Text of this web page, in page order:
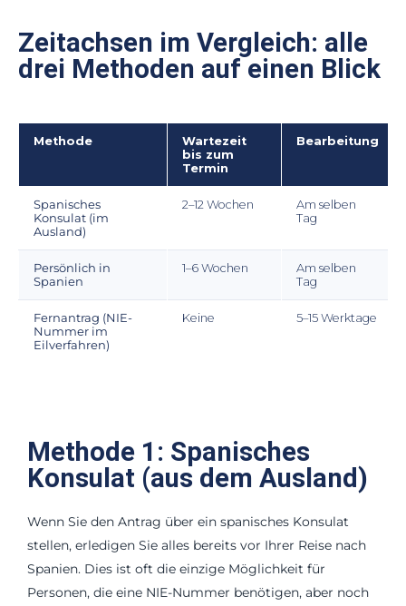
Zeitachsen im Vergleich: alle
drei Methoden auf einen Blick
Methode
Wartezeit
bis zum
Termin
Bearbeitung
Spanisches
Konsulat (im
Ausland)
2–12 Wochen
Am selben
Tag
Persönlich in
Spanien
1–6 Wochen
Am selben
Tag
Fernantrag (NIE-
Nummer im
Eilverfahren)
Keine 5–15 Werktage
Methode 1: Spanisches
Konsulat (aus dem Ausland)
Wenn Sie den Antrag über ein spanisches Konsulat
stellen, erledigen Sie alles bereits vor Ihrer Reise nach
Spanien. Dies ist oft die einzige Möglichkeit für
Personen, die eine NIE-Nummer benötigen, aber noch